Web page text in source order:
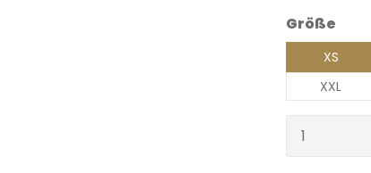
Válasszon
Größe
XS
XXL